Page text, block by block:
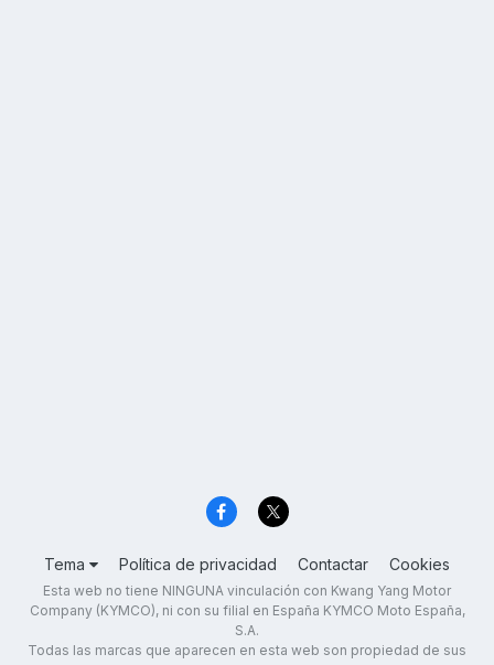
Tema Política de privacidad Contactar Cookies
Esta web no tiene NINGUNA vinculación con Kwang Yang Motor
Company (KYMCO), ni con su filial en España KYMCO Moto España,
S.A.
Todas las marcas que aparecen en esta web son propiedad de sus